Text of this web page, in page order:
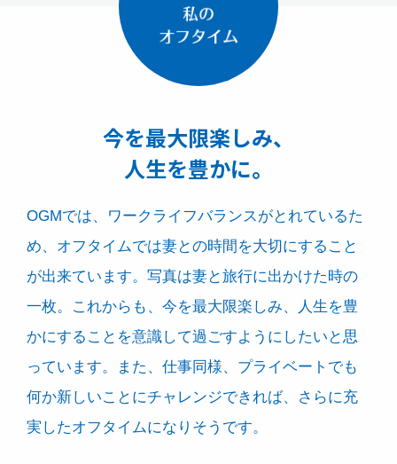
今を最大限楽しみ、
人生を豊かに。
OGMでは、ワークライフバランスがとれているた
め、オフタイムでは妻との時間を大切にすること
が出来ています。写真は妻と旅行に出かけた時の
一枚。これからも、今を最大限楽しみ、人生を豊
かにすることを意識して過ごすようにしたいと思
っています。また、仕事同様、プライベートでも
何か新しいことにチャレンジできれば、さらに充
実したオフタイムになりそうです。